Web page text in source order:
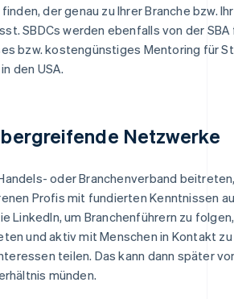
der genau zu Ihrer Branche bzw.
SBDCs werden ebenfalls von der
bzw. kostengünstiges Mentoring für
den USA.
Netzwerke
oder Branchenverband
Profis mit fundierten Kenntnissen
LinkedIn, um Branchenführern zu
und aktiv mit Menschen in Kontakt
teilen. Das kann dann später
münden.